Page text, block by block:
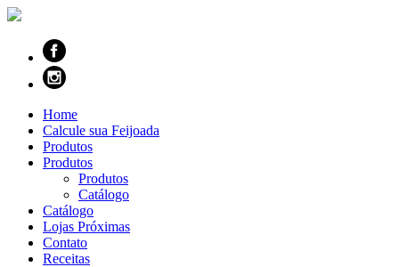
Home
Calcule sua Feijoada
Produtos
Produtos
Produtos
Catálogo
Catálogo
Lojas Próximas
Contato
Receitas